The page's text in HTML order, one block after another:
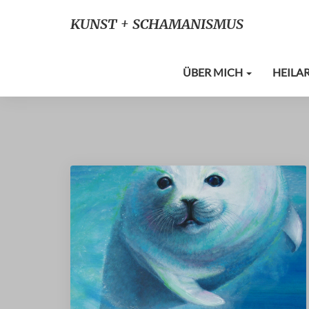
KUNST + SCHAMANISMUS
ÜBER MICH